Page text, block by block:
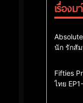
เรื่องม
Comedy
ซีรี่ย์เกา
นัก รักสั
Action
Drama
Fifties
ไทย